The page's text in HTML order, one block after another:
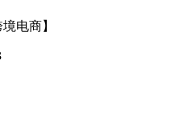
电商】